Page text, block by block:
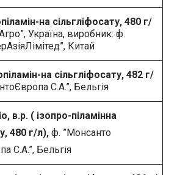
на сільгліфосату, 480 г/
Україна, виробник: ф.
Китай
на сільгліфосату, 482 г/
С.А.”, Бельгія
в.р. ( ізопро-піламінна
480 г/л), ф. ”Монсанто
С.А.”, Бельгія